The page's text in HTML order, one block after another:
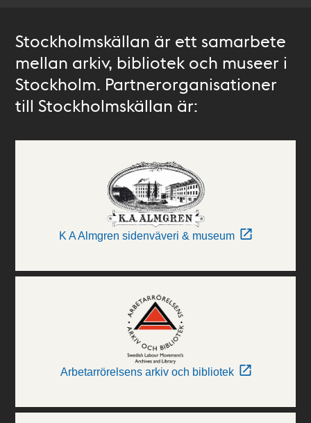
Stockholmskällan är ett samarbete
mellan arkiv, bibliotek och museer i
Stockholm. Partnerorganisationer
till Stockholmskällan är:
K A Almgren sidenväveri & museum
Arbetarrörelsens arkiv och bibliotek